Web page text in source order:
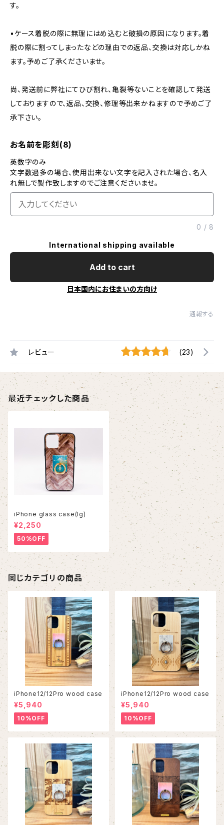
す。
•ケース着脱の際に無理にはめ込むと破損の原因になります。着
脱の際に割ってしまったなどの理由での返品、交換は対応しかね
ます。予めご了承くださいませ。
尚、発送前に弊社にてひび割れ、亀裂等ないことを確認して発送
しておりますので、返品、交換、修理等出来かねますので予めご了
承下さい。
お名前を彫刻(8)
英数字のみ
文字数過多の場合、使用出来ない文字を記入された場合、名入
れ無しで製作致しますのでご注意くださいませ。
0 / 8
International shipping available
Add to cart
日本国内にお住まいの方向け
通報する
レビュー (23)
最近チェックした商品
iPhone glass case(lg)
¥2,250
50%OFF
同じカテゴリの商品
iPhone12/12Pro wood case
¥5,940
10%OFF
iPhone12/12Pro wood case
¥5,940
10%OFF